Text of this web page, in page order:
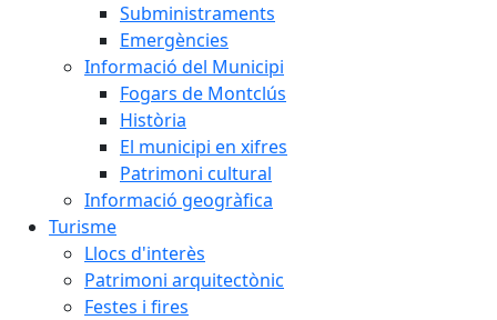
Subministraments
Emergències
Informació del Municipi
Fogars de Montclús
Història
El municipi en xifres
Patrimoni cultural
Informació geogràfica
Turisme
Llocs d'interès
Patrimoni arquitectònic
Festes i fires